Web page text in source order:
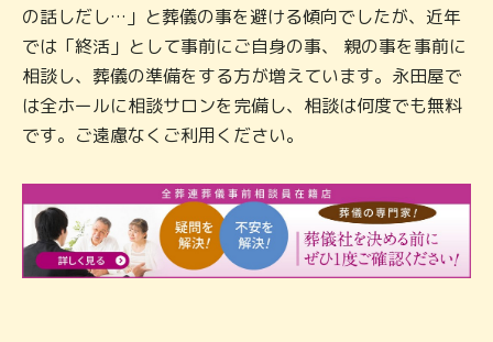
の話しだし…」と葬儀の事を避ける傾向でしたが、近年
では「終活」として事前にご自身の事、 親の事を事前に
相談し、葬儀の準備をする方が増えています。永田屋で
は全ホールに相談サロンを完備し、相談は何度でも無料
です。ご遠慮なくご利用ください。